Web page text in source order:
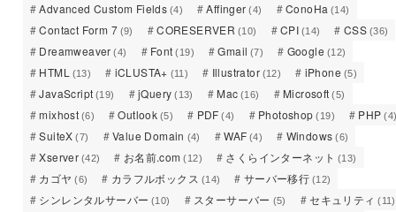
Advanced Custom Fields (4) Affinger (4) ConoHa (14)
Contact Form 7 (9) CORESERVER (10) CPI (14) CSS (36)
Dreamweaver (4) Font (19) Gmail (7) Google (12)
HTML (13) iCLUSTA+ (11) Illustrator (12) iPhone (5)
JavaScript (19) jQuery (13) Mac (16) Microsoft (5)
mixhost (6) Outlook (5) PDF (4) Photoshop (19) PHP
SuiteX (7) Value Domain (4) WAF (4) Windows (6)
Xserver (42) お名前.com (12) さくらインターネット (13)
カゴヤ (6) カラフルボックス (14) サーバー移行 (12)
シンレンタルサーバー (10) スターサーバー (5) セキュリティ (11)